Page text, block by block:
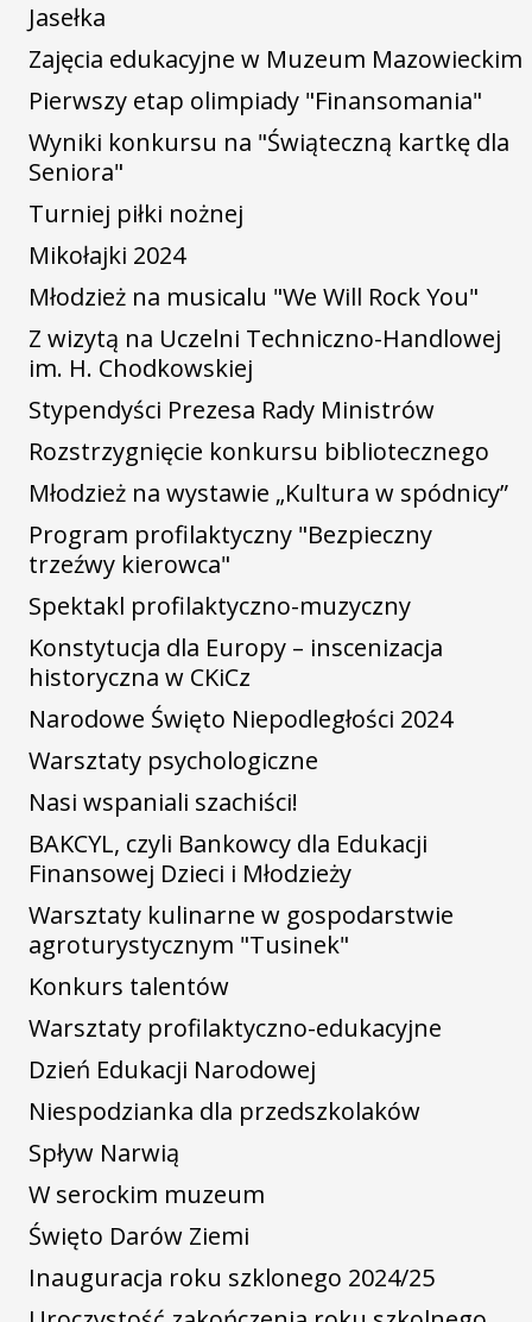
Jasełka
Zajęcia edukacyjne w Muzeum Mazowieckim
Pierwszy etap olimpiady "Finansomania"
Wyniki konkursu na "Świąteczną kartkę dla
Seniora"
Turniej piłki nożnej
Mikołajki 2024
Młodzież na musicalu "We Will Rock You"
Z wizytą na Uczelni Techniczno-Handlowej
im. H. Chodkowskiej
Stypendyści Prezesa Rady Ministrów
Rozstrzygnięcie konkursu bibliotecznego
Młodzież na wystawie „Kultura w spódnicy”
Program profilaktyczny "Bezpieczny
trzeźwy kierowca"
Spektakl profilaktyczno-muzyczny
Konstytucja dla Europy – inscenizacja
historyczna w CKiCz
Narodowe Święto Niepodległości 2024
Warsztaty psychologiczne
Nasi wspaniali szachiści!
BAKCYL, czyli Bankowcy dla Edukacji
Finansowej Dzieci i Młodzieży
Warsztaty kulinarne w gospodarstwie
agroturystycznym "Tusinek"
Konkurs talentów
Warsztaty profilaktyczno-edukacyjne
Dzień Edukacji Narodowej
Niespodzianka dla przedszkolaków
Spływ Narwią
W serockim muzeum
Święto Darów Ziemi
Inauguracja roku szklonego 2024/25